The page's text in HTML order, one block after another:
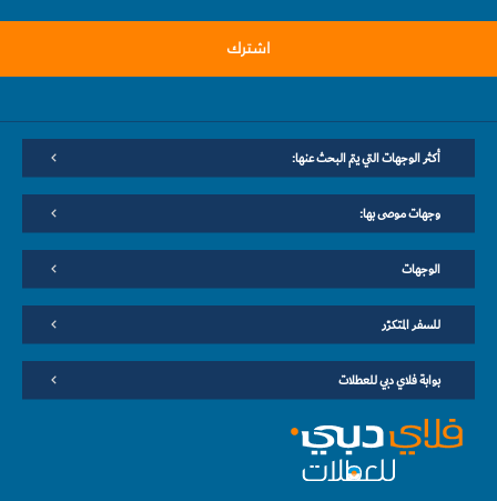
اشترك
أكثر الوجهات التي يتم البحث عنها:
وجهات موصى بها:
الوجهات
للسفر المتكرّر
بوابة فلاي دبي للعطلات